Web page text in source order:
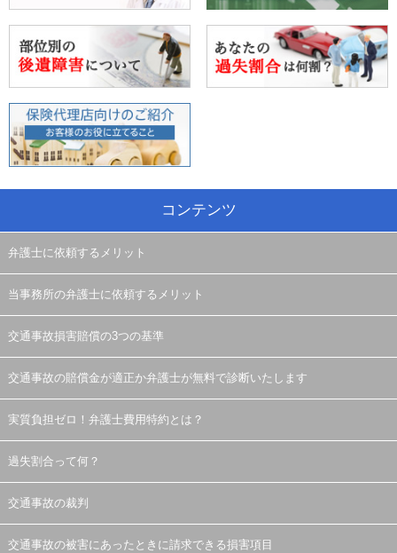
コンテンツ
弁護士に依頼するメリット
当事務所の弁護士に依頼するメリット
交通事故損害賠償の3つの基準
交通事故の賠償金が適正か弁護士が無料で診断いたします
実質負担ゼロ！弁護士費用特約とは？
過失割合って何？
交通事故の裁判
交通事故の被害にあったときに請求できる損害項目